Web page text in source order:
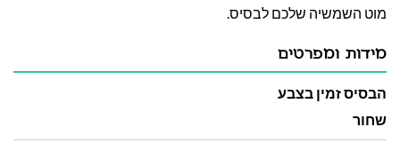
מוט השמשיה שלכם לבסיס.
מידות ומפרטים
הבסיס זמין בצבע
שחור